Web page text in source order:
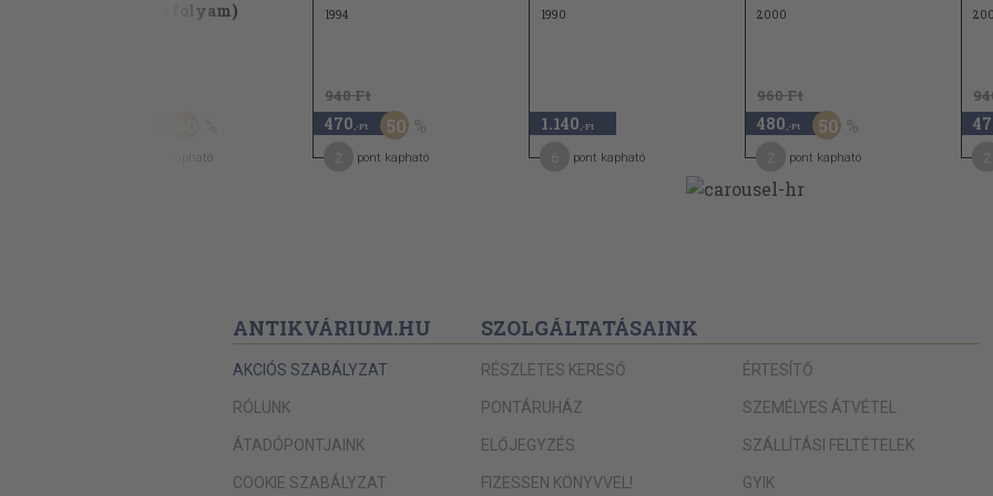
teljes évfolyam)
pont kapható
1994
940 Ft
470 ,-Ft 50
pont kapható
1990
1.140 ,-Ft
pont kapható
2000
960 Ft
480 ,-Ft 50
pont kapható
ANTIKVÁRIUM.HU
AKCIÓS SZABÁLYZAT
RÓLUNK
ÁTADÓPONTJAINK
COOKIE SZABÁLYZAT
SZOLGÁLTATÁSAINK
RÉSZLETES KERESŐ
PONTÁRUHÁZ
ELŐJEGYZÉS
FIZESSEN KÖNYVVEL!
ÉRTESÍTŐ
SZEMÉLYES ÁTVÉTEL
SZÁLLÍTÁSI FELTÉTELEK
GYIK